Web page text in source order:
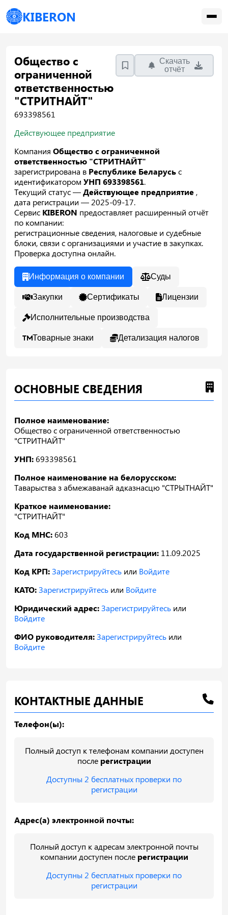
KIBERON
Общество с
ограниченной
ответственностью
"СТРИТНАЙТ"
693398561
Скачать
отчёт
Действующее предприятие
Компания Общество с ограниченной
ответственностью "СТРИТНАЙТ"
зарегистрирована в Республике Беларусьс
идентификатором УНП 693398561.
Текущий статус —Действующее предприятие ,
дата регистрации — 2025-09-17.
Сервис KIBERON предоставляет расширенный отчёт
по компании:
регистрационные сведения, налоговые и судебные
блоки, связи с организациями и участие в закупках.
Проверка доступна онлайн.
Информация о компании Суды
Закупки Сертификаты Лицензии
Исполнительные производства
Товарные знаки Детализация налогов
ОСНОВНЫЕ СВЕДЕНИЯ
Полное наименование:
Общество с ограниченной ответственностью
"СТРИТНАЙТ"
УНП:693398561
Полное наименование на белорусском:
Таварыства з абмежаванай адказнасцю "СТРЫТНАЙТ"
Краткое наименование:
"СТРИТНАЙТ"
Код МНС:603
Дата государственной регистрации: 11.09.2025
Код КРП:Зарегистрируйтесь или Войдите
КАТО:Зарегистрируйтесь или Войдите
Юридический адрес:Зарегистрируйтесь или
Войдите
ФИО руководителя:Зарегистрируйтесь или
Войдите
КОНТАКТНЫЕ ДАННЫЕ
Телефон(ы):
Полный доступ к телефонам компании доступен
после регистрации
Доступны 2 бесплатных проверки по
регистрации
Адрес(а) электронной почты:
Полный доступ к адресам электронной почты
компании доступен после регистрации
Доступны 2 бесплатных проверки по
регистрации